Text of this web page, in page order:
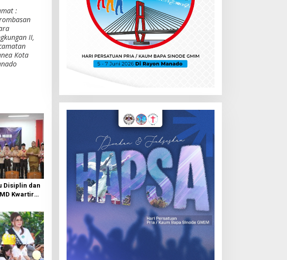
:
II,
Kota
Disiplin dan
Kwartir